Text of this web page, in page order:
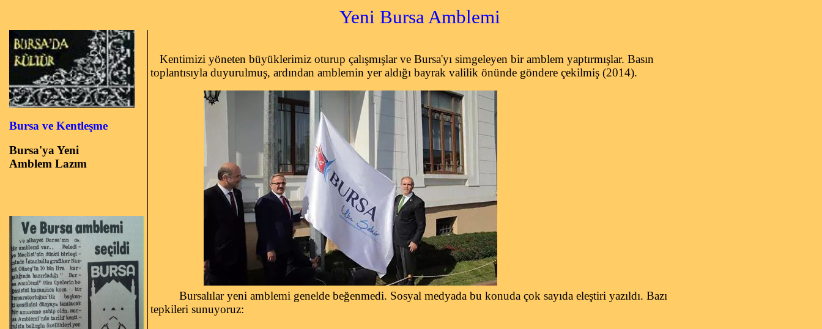
Yeni Bursa Amblemi
Bursa ve Kentleşme
Bursa'ya Yeni
Amblem Lazım
Kentimizi yöneten büyüklerimiz oturup çalışmışlar ve Bursa'yı simgeleyen bir amblem yaptırmışlar. Basın
toplantısıyla duyurulmuş, ardından amblemin yer aldığı bayrak valilik önünde göndere çekilmiş (2014).
Bursalılar yeni amblemi genelde beğenmedi. Sosyal medyada bu konuda çok sayıda eleştiri yazıldı. Bazı
tepkileri sunuyoruz: